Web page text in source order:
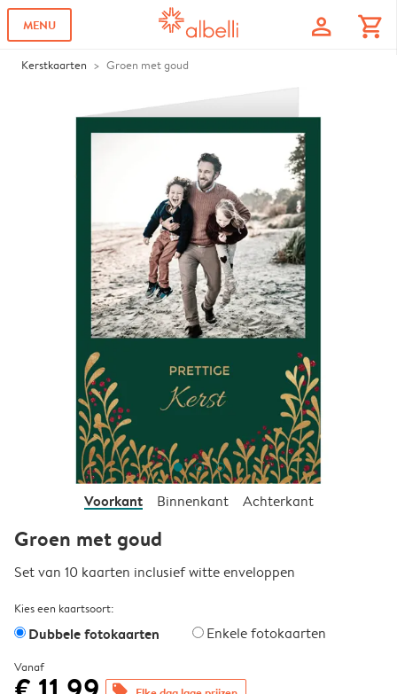
MENU profile shopping_cart
Kerstkaarten Groen met goud
Voorkant Binnenkant Achterkant
Groen met goud
Set van 10 kaarten inclusief witte enveloppen
Kies een kaartsoort:
Dubbele fotokaarten Enkele fotokaarten
Vanaf
offers